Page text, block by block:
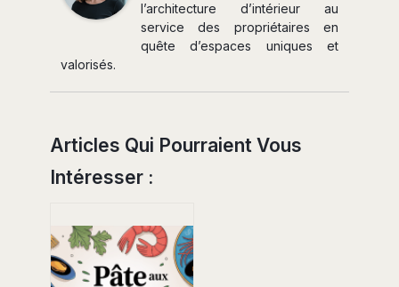
l’architecture d’intérieur au
service des propriétaires en
quête d’espaces uniques et
valorisés.
Articles Qui Pourraient Vous
Intéresser :